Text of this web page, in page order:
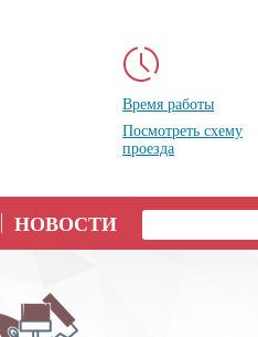
Время работы
Посмотреть схему
проезда
НОВОСТИ